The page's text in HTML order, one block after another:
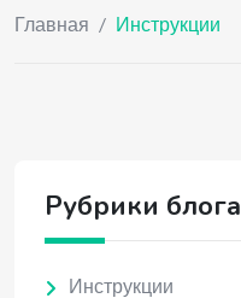
Главная / Инструкции
Рубрики блога
Инструкции